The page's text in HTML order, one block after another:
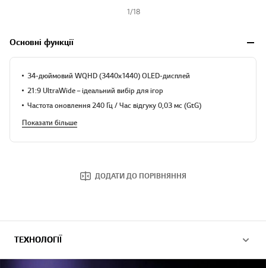
1/18
Основні функції
34-дюймовий WQHD (3440x1440) OLED-дисплей
21:9 UltraWide – ідеальний вибір для ігор
Частота оновлення 240 Гц / Час відгуку 0,03 мс (GtG)
Показати більше
ДОДАТИ ДО ПОРІВНЯННЯ
ТЕХНОЛОГІЇ
ТЕХНОЛОГІЇ